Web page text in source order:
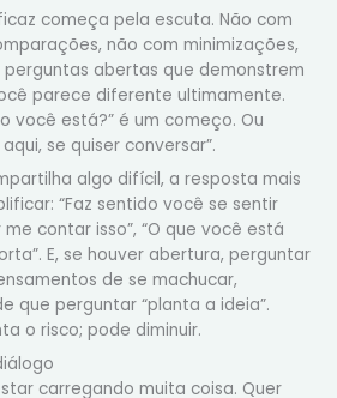
começa pela escuta. Não com
não com minimizações,
abertas que demonstrem
parece diferente ultimamente.
você está?” é um começo. Ou
se quiser conversar”.
algo difícil, a resposta mais
“Faz sentido você se sentir
me contar isso”, “O que você está
E, se houver abertura, perguntar
de se machucar,
que perguntar “planta a ideia”.
o risco; pode diminuir.
carregando muita coisa. Quer